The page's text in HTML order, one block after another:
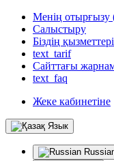
Менің отырғызу
Салыстыру
Біздің
text_tarif
Сайттағы
text_faq
Жеке кабинетіне
Язык